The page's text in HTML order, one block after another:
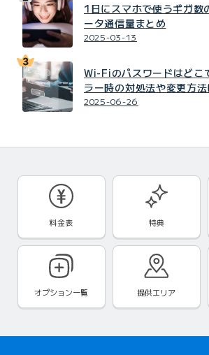
1日にスマホで使うギガ数
ータ通信量まとめ
2025-03-13
Wi-Fiのパスワードはどこ
ラー時の対処法や変更方
2025-06-26
料金表 特典
オプション一覧 提供エリア